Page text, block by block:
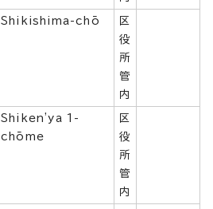
Shikishima-chō
区
役
所
管
内
Shiken'ya 1-
chōme
区
役
所
管
内